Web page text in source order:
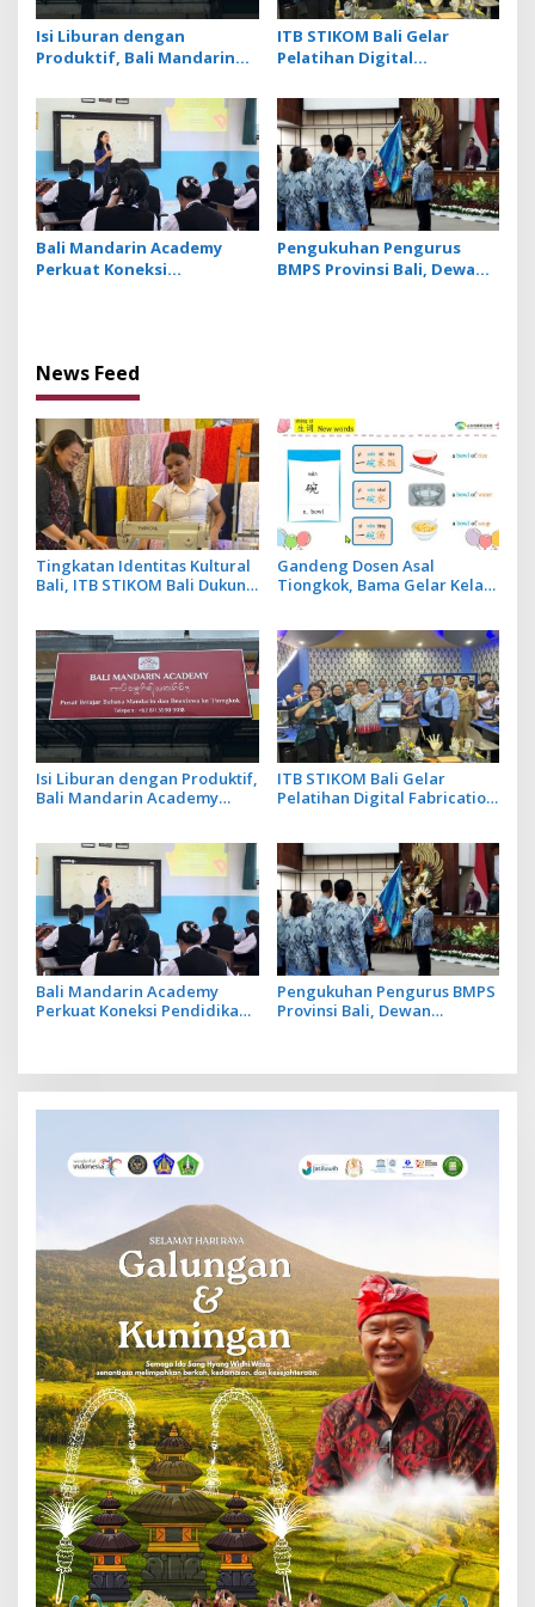
Isi Liburan dengan
Produktif, Bali Mandarin
Online Super Intensif
ITB STIKOM Bali Gelar
Pelatihan Digital
Teknologi 3D Scanner
Bali Mandarin Academy
Perkuat Koneksi
Pengukuhan Pengurus
BMPS Provinsi Bali, Dewan
News Feed
Tingkatan Identitas Kultural
Bali, ITB STIKOM Bali Dukung
Kebaya
Gandeng Dosen Asal
Tiongkok, Bama Gelar Kelas
Restoran
Isi Liburan dengan Produktif,
Bali Mandarin Academy
ITB STIKOM Bali Gelar
Pelatihan Digital Fabrication
Bali Mandarin Academy
Perkuat Koneksi Pendidikan
Pengukuhan Pengurus BMPS
Provinsi Bali, Dewan